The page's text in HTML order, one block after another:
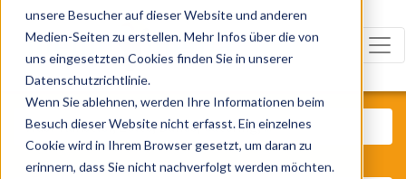
unsere Besucher auf dieser Website und anderen
Medien-Seiten zu erstellen. Mehr Infos über die von
uns eingesetzten Cookies finden Sie in unserer
Datenschutzrichtlinie.
Wenn Sie ablehnen, werden Ihre Informationen beim
Besuch dieser Website nicht erfasst. Ein einzelnes
Cookie wird in Ihrem Browser gesetzt, um daran zu
erinnern, dass Sie nicht nachverfolgt werden möchten.
Was? Künstler, Zelte, Bands,
Wo? Stadt, PLZ, Ort